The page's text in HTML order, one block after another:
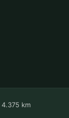
4.375 km